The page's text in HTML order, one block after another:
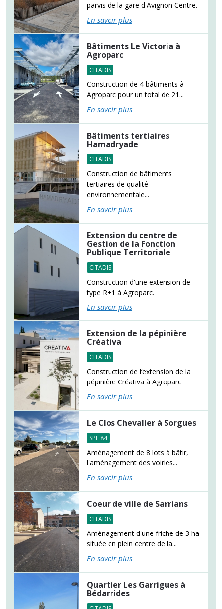
parvis de la gare d'Avignon Centre.
En savoir plus
Bâtiments Le Victoria à
Agroparc
CITADIS
Construction de 4 bâtiments à
Agroparc pour un total de 21...
En savoir plus
Bâtiments tertiaires
Hamadryade
CITADIS
Construction de bâtiments
tertiaires de qualité
environnementale...
En savoir plus
Extension du centre de
Gestion de la Fonction
Publique Territoriale
CITADIS
Construction d'une extension de
type R+1 à Agroparc.
En savoir plus
Extension de la pépinière
Créativa
CITADIS
Construction de l‘extension de la
pépinière Créativa à Agroparc
En savoir plus
Le Clos Chevalier à Sorgues
SPL 84
Aménagement de 8 lots à bâtir,
l'aménagement des voiries...
En savoir plus
Coeur de ville de Sarrians
CITADIS
Aménagement d'une friche de 3 ha
située en plein centre de la...
En savoir plus
Quartier Les Garrigues à
Bédarrides